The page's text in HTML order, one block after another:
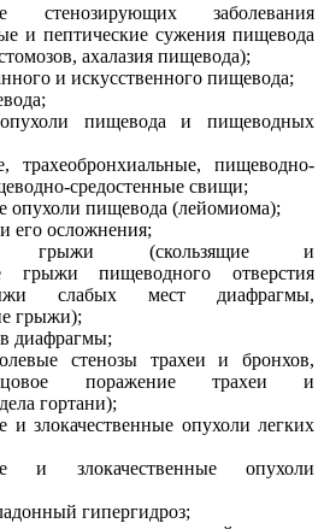
стенозирующих заболевания
и пептические сужения пищевода
ахалазия пищевода);
и искусственного пищевода;
опухоли пищевода и пищеводных
трахеобронхиальные, пищеводно-
средостенные свищи;
опухоли пищевода (лейомиома);
его осложнения;
грыжи (скользящие и
грыжи пищеводного отверстия
слабых мест диафрагмы,
грыжи);
диафрагмы;
стенозы трахеи и бронхов,
поражение трахеи и
гортани);
и злокачественные опухоли легких
и злокачественные опухоли
гипергидроз;